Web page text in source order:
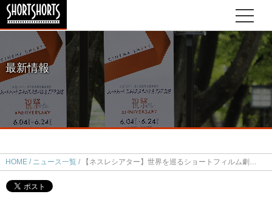
最新情報
HOME ニュース一覧 【ネスレシアター】世界を巡るショートフィルム劇場！今週は『バスタブ』を配信！